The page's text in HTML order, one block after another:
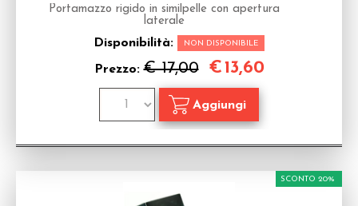
Portamazzo rigido in similpelle con apertura
laterale
Disponibilità: NON DISPONIBILE
Prezzo:€ 17,00 €13,60
SCONTO 20%